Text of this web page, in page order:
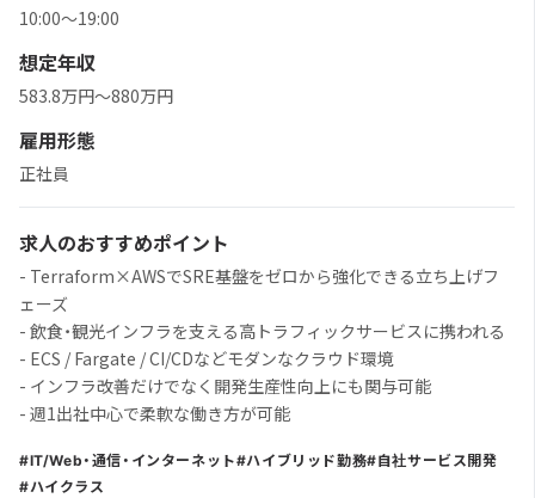
10:00〜19:00
想定年収
583.8万円〜880万円
雇用形態
正社員
求人のおすすめポイント
- Terraform×AWSでSRE基盤をゼロから強化できる立ち上げフ
ェーズ
- 飲食・観光インフラを支える高トラフィックサービスに携われる
- ECS / Fargate / CI/CDなどモダンなクラウド環境
- インフラ改善だけでなく開発生産性向上にも関与可能
- 週1出社中心で柔軟な働き方が可能
IT/Web・通信・インターネット ハイブリッド勤務 自社サービス開発
ハイクラス